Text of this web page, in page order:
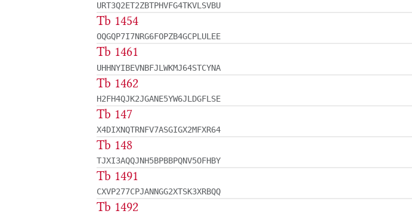
URT3Q2ET2ZBTPHVFG4TKVLSVBU
Tb 1454
OQGQP7I7NRG6FOPZB4GCPLULEE
Tb 1461
UHHNYIBEVNBFJLWKMJ64STCYNA
Tb 1462
H2FH4QJK2JGANE5YW6JLDGFLSE
Tb 147
X4DIXNQTRNFV7ASGIGX2MFXR64
Tb 148
TJXI3AQQJNH5BPBBPQNV5OFHBY
Tb 1491
CXVP277CPJANNGG2XTSK3XRBQQ
Tb 1492